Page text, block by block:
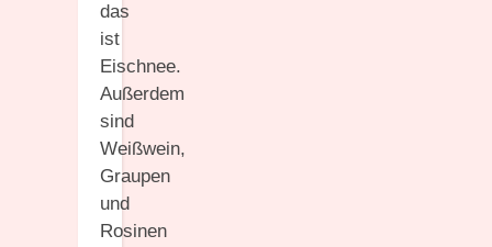
das
ist
Eischnee.
Außerdem
sind
Weißwein,
Graupen
und
Rosinen